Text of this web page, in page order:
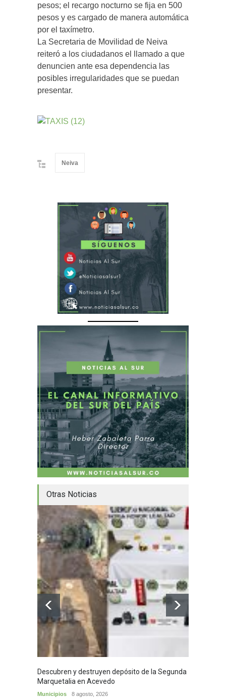
pesos; el recargo nocturno se fija en 500
pesos y es cargado de manera automática
por el taxímetro.
La Secretaria de Movilidad de Neiva
reiteró a los ciudadanos el llamado a que
denuncien ante esa dependencia las
posibles irregularidades que se puedan
presentar.
Neiva
Otras Noticias
Descubren y destruyen depósito de la Segunda
Marquetalia en Acevedo
Municipios 8 agosto, 2026